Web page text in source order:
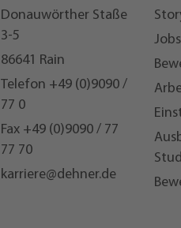
Donauwörther Staße
3-5
86641 Rain
Telefon +49 (0)9090 /
77 0
Fax +49 (0)9090 / 77
77 70
karriere@dehner.de
Jobs